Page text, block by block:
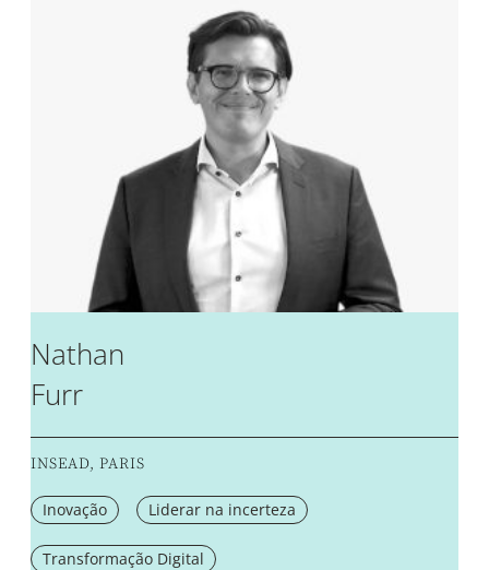
Nathan
Furr
INSEAD, PARIS
Inovação Liderar na incerteza
Transformação Digital